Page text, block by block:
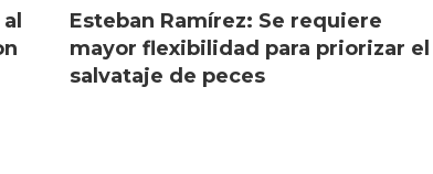
Esteban Ramírez: Se requiere
mayor flexibilidad para priorizar el
salvataje de peces